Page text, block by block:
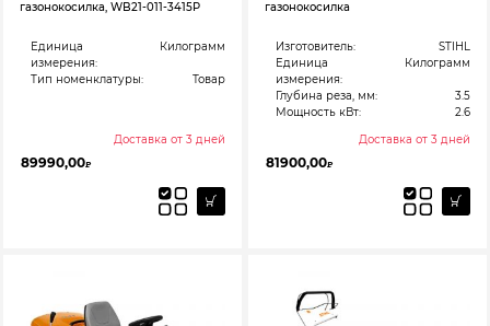
газонокосилка, WB21-011-3415P
Единица
измерения:
Килограмм
Тип номенклатуры: Товар
Доставка от 3 дней
89990,00₽
газонокосилка
Изготовитель:
STIHL
Единица
измерения:
Килограмм
Глубина реза, мм:
3.5
Мощность кВт:
2.6
Доставка от 3 дней
81900,00₽